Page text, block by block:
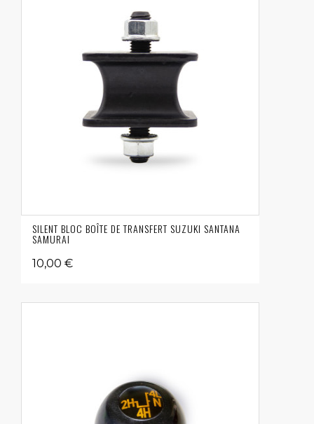
SILENT BLOC BOÎTE DE TRANSFERT SUZUKI SANTANA
SAMURAI
10,00 €